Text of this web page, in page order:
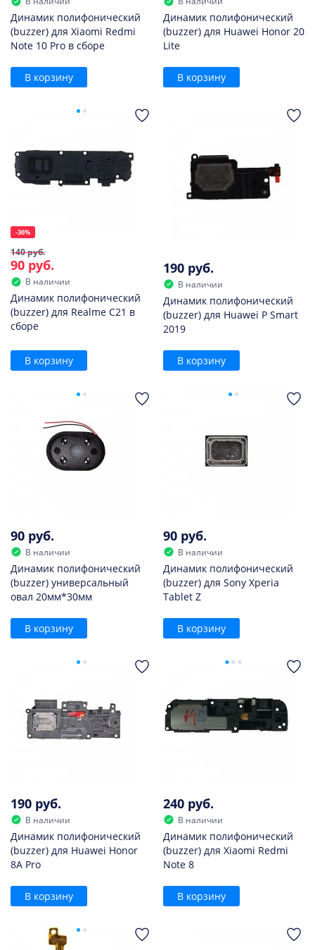
Динамик полифонический
(buzzer) для Xiaomi Redmi
Note 10 Pro в сборе
В корзину
Динамик полифонический
(buzzer) для Huawei Honor 20
Lite
В корзину
-36%
140 руб.
90 руб.
В наличии
Динамик полифонический
(buzzer) для Realme C21 в
сборе
В корзину
190 руб.
В наличии
Динамик полифонический
(buzzer) для Huawei P Smart
2019
В корзину
90 руб.
В наличии
Динамик полифонический
(buzzer) универсальный
овал 20мм*30мм
В корзину
90 руб.
В наличии
Динамик полифонический
(buzzer) для Sony Xperia
Tablet Z
В корзину
190 руб.
В наличии
Динамик полифонический
(buzzer) для Huawei Honor
8A Pro
В корзину
240 руб.
В наличии
Динамик полифонический
(buzzer) для Xiaomi Redmi
Note 8
В корзину